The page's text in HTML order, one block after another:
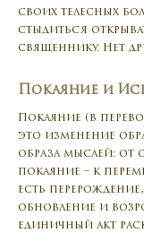
своих телесных
стыдиться
священнику. Нет
Покаяние и
Покаяние (в
это изменение
образа мыслей: от
покаяние – к
есть
обновление и
единичный акт